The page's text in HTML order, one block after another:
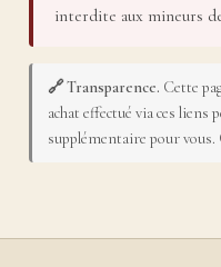
interdite aux mineurs
🔗 Transparence. Cette
achat effectué via ces liens
supplémentaire pour vous.